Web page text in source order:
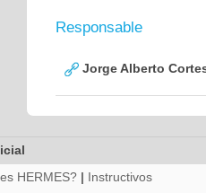
Responsable
Jorge Alberto
HERMES? | Instructivos